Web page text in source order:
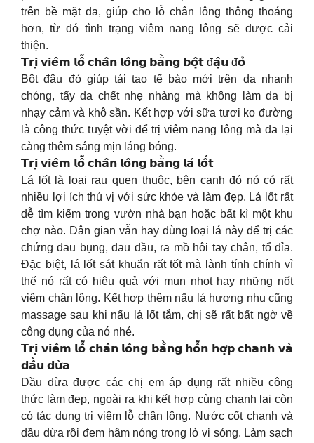
trên bề mặt da, giúp cho lỗ chân lông thông thoáng
hơn, từ đó tình trạng viêm nang lông sẽ được cải
thiện.
𝗧𝗿𝗶̣ 𝘃𝗶𝗲̂𝗺 𝗹𝗼̂̃ 𝗰𝗵𝗮̂𝗻 𝗹𝗼̂𝗻𝗴 𝗯𝗮̆̀𝗻𝗴 𝗯𝗼̣̂𝘁 đ𝗮̣̂𝘂 đ𝗼̉
Bột đậu đỏ giúp tái tạo tế bào mới trên da nhanh
chóng, tẩy da chết nhẹ nhàng mà không làm da bị
nhạy cảm và khô sần. Kết hợp với sữa tươi ko đường
là công thức tuyệt vời để trị viêm nang lông mà da lại
càng thêm sáng mịn láng bóng.
𝗧𝗿𝗶̣ 𝘃𝗶𝗲̂𝗺 𝗹𝗼̂̃ 𝗰𝗵𝗮̂𝗻 𝗹𝗼̂𝗻𝗴 𝗯𝗮̆̀𝗻𝗴 𝗹𝗮́ 𝗹𝗼̂́𝘁
Lá lốt là loại rau quen thuộc, bên cạnh đó nó có rất
nhiều lợi ích thú vị với sức khỏe và làm đẹp. Lá lốt rất
dễ tìm kiếm trong vườn nhà bạn hoặc bất kì một khu
chợ nào. Dân gian vẫn hay dùng loại lá này để trị các
chứng đau bụng, đau đầu, ra mồ hôi tay chân, tổ đỉa.
Đặc biệt, lá lốt sát khuẩn rất tốt mà lành tính chính vì
thế nó rất có hiệu quả với mụn nhọt hay những nốt
viêm chân lông. Kết hợp thêm nấu lá hương nhu cũng
massage sau khi nấu lá lốt tắm, chị sẽ rất bất ngờ về
công dụng của nó nhé.
𝗧𝗿𝗶̣ 𝘃𝗶𝗲̂𝗺 𝗹𝗼̂̃ 𝗰𝗵𝗮̂𝗻 𝗹𝗼̂𝗻𝗴 𝗯𝗮̆̀𝗻𝗴 𝗵𝗼̂̃𝗻 𝗵𝗼̛̣𝗽 𝗰𝗵𝗮𝗻𝗵 𝘃𝗮̀
𝗱𝗮̂̀𝘂 𝗱𝘂̛̀𝗮
Dầu dừa được các chị em áp dụng rất nhiều công
thức làm đẹp, ngoài ra khi kết hợp cùng chanh lại còn
có tác dụng trị viêm lỗ chân lông. Nước cốt chanh và
dầu dừa rồi đem hâm nóng trong lò vi sóng. Làm sạch